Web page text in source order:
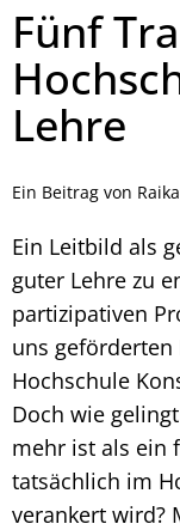
Fünf
Lehre
Ein Beitrag von
Ein Leitbild als
guter Lehre zu
partizipativen
uns geförderten
Hochschule
Doch wie
mehr ist als ein
tatsächlich im
verankert wird?